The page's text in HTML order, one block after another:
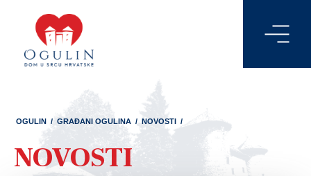
OGULIN / GRAĐANI OGULINA / NOVOSTI /
NOVOSTI